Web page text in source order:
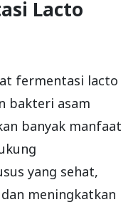
Lacto
fermentasi lacto
bakteri asam
banyak manfaat
yang sehat,
meningkatkan